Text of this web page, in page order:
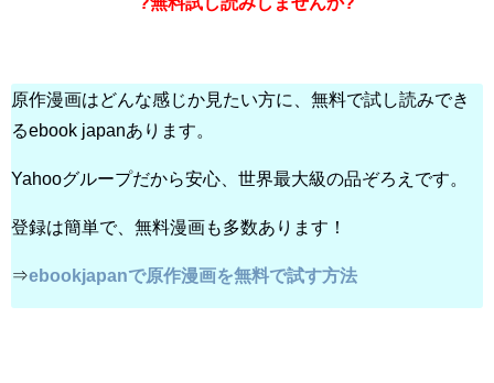
原作漫画はどんな感じか見たい方に、無料で試し読みでき
るebook japanあります。
Yahooグループだから安心、世界最大級の品ぞろえです。
登録は簡単で、無料漫画も多数あります！
⇒ebookjapanで原作漫画を無料で試す方法